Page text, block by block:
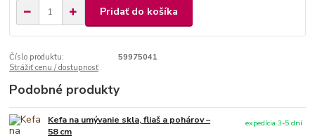
Pridať do košíka
Číslo produktu:
59975041
Strážiť cenu / dostupnosť
Podobné produkty
Kefa na umývanie skla, fliaš a pohárov –
58 cm
expedícia 3-5 dní